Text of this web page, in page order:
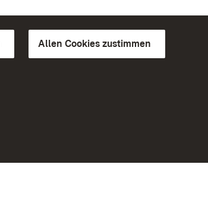
Allen Cookies zustimmen